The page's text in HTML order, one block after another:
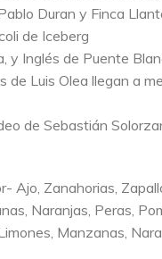
Duran y Finca
de Iceberg
y Inglés de Puente
de Luis Olea llegan a
de Sebastián
Ajo, Zanahorias,
Naranjas, Peras,
Manzanas,